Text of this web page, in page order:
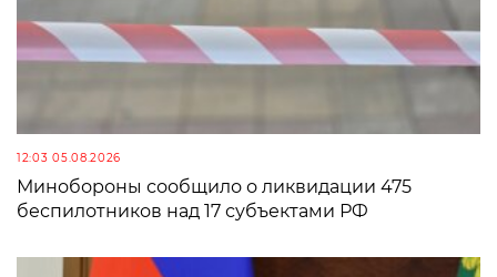
12:03 05.08.2026
Минобороны сообщило о ликвидации 475
беспилотников над 17 субъектами РФ